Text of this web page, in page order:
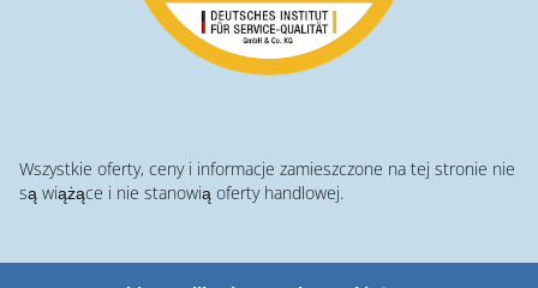
Wszystkie oferty, ceny i informacje zamieszczone na tej stronie nie
są wiążące i nie stanowią oferty handlowej.